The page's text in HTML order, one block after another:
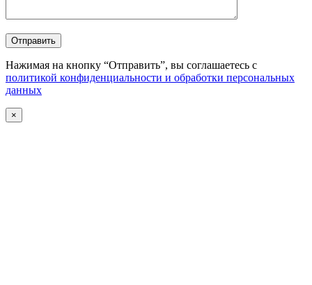
Отправить
Нажимая на кнопку “Отправить”, вы соглашаетесь с
политикой конфиденциальности и обработки персональных
данных
×